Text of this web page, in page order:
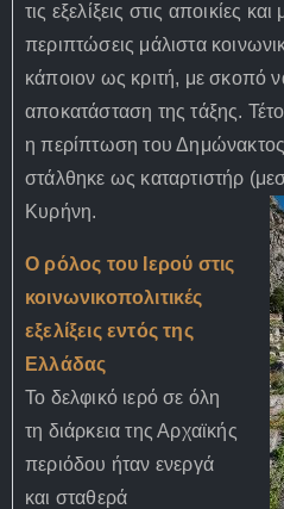
τις εξελίξεις στις αποικίες
περιπτώσεις μάλιστα
κάποιον ως κριτή, με σκοπό
αποκατάσταση της τάξης.
η περίπτωση του
στάλθηκε ως καταρτιστήρ
Κυρήνη.
Ο ρόλος του Ιερού στις
κοινωνικοπολιτικές
εξελίξεις εντός της
Ελλάδας
Το δελφικό ιερό σε όλη
τη διάρκεια της Αρχαϊκής
περιόδου ήταν ενεργά
και σταθερά